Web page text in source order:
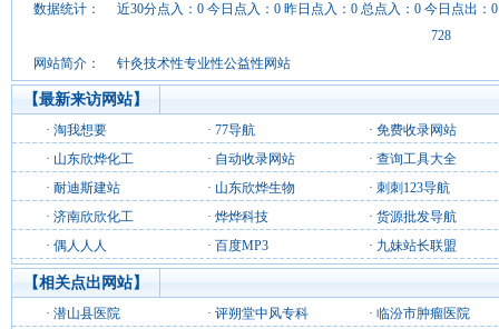
数据统计：
近30分点入：0 今日点入：0 昨日点入：0 总点入：0 今日点出：
728
网站简介：
针灸技术性专业性公益性网站
【最新来访网站】
· 淘我想要 · 77导航 · 免费收录网站
· 山东欣烨化工 · 自动收录网站 · 查询工具大全
· 耐迪斯建站 · 山东欣烨生物 · 刺刺123导航
· 济南欣欣化工 · 烨烨科技 · 货源批发导航
· 偶人人人 · 百度MP3 · 九妹站长联盟
【相关点出网站】
· 潜山县医院 · 评朔堂中风专科 · 临汾市肿瘤医院